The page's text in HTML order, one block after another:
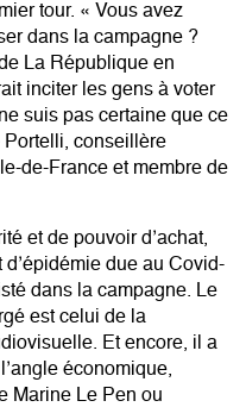
tour. « Vous avez
dans la campagne ?
La République en
inciter les gens à voter
suis pas certaine que ce
conseillère
de-France et membre de
et de pouvoir d’achat,
due au Covid-
dans la campagne. Le
est celui de la
Et encore, il a
économique,
Marine Le Pen ou